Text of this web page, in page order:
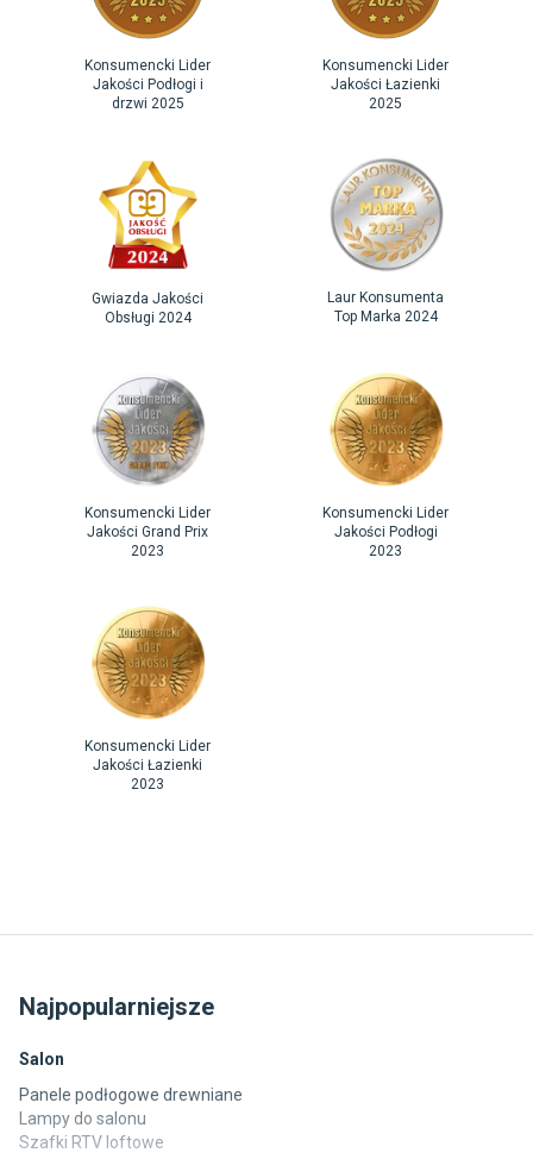
Konsumencki Lider
Jakości Podłogi i
drzwi 2025
Konsumencki Lider
Jakości Łazienki
2025
Gwiazda Jakości
Obsługi 2024
Laur Konsumenta
Top Marka 2024
Konsumencki Lider
Jakości Grand Prix
2023
Konsumencki Lider
Jakości Podłogi
2023
Konsumencki Lider
Jakości Łazienki
2023
Najpopularniejsze
Salon
Panele podłogowe drewniane
Lampy do salonu
Szafki RTV loftowe